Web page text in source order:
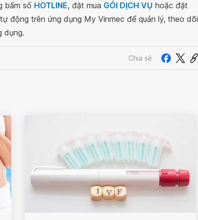
bấm số HOTLINE, đặt mua GÓI DỊCH VỤ hoặc đặt
động trên ứng dụng My Vinmec để quản lý, theo dõi
dụng.
Chia sẻ